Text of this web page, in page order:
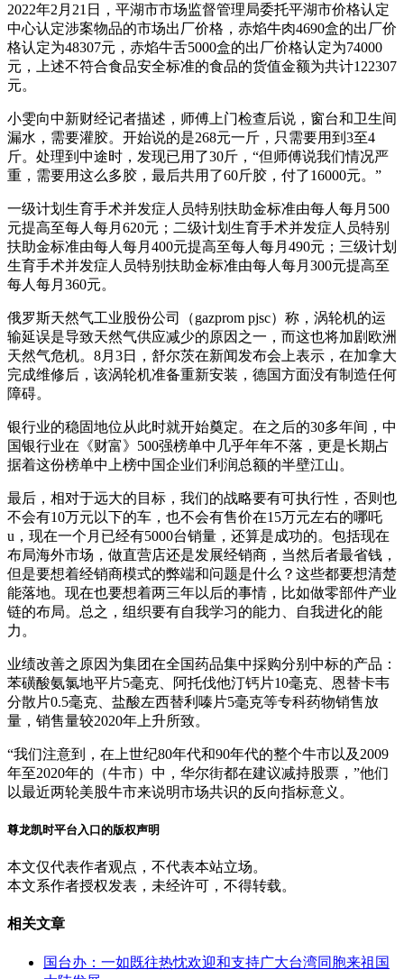
2022年2月21日，平湖市市场监督管理局委托平湖市价格认定
中心认定涉案物品的市场出厂价格，赤焰牛肉4690盒的出厂价
格认定为48307元，赤焰牛舌5000盒的出厂价格认定为74000
元，上述不符合食品安全标准的食品的货值金额为共计122307
元。
小雯向中新财经记者描述，师傅上门检查后说，窗台和卫生间
漏水，需要灌胶。开始说的是268元一斤，只需要用到3至4
斤。处理到中途时，发现已用了30斤，“但师傅说我们情况严
重，需要用这么多胶，最后共用了60斤胶，付了16000元。”
一级计划生育手术并发症人员特别扶助金标准由每人每月500
元提高至每人每月620元；二级计划生育手术并发症人员特别
扶助金标准由每人每月400元提高至每人每月490元；三级计划
生育手术并发症人员特别扶助金标准由每人每月300元提高至
每人每月360元。
俄罗斯天然气工业股份公司（gazprom pjsc）称，涡轮机的运
输延误是导致天然气供应减少的原因之一，而这也将加剧欧洲
天然气危机。8月3日，舒尔茨在新闻发布会上表示，在加拿大
完成维修后，该涡轮机准备重新安装，德国方面没有制造任何
障碍。
银行业的稳固地位从此时就开始奠定。在之后的30多年间，中
国银行业在《财富》500强榜单中几乎年年不落，更是长期占
据着这份榜单中上榜中国企业们利润总额的半壁江山。
最后，相对于远大的目标，我们的战略要有可执行性，否则也
不会有10万元以下的车，也不会有售价在15万元左右的哪吒
u，现在一个月已经有5000台销量，还算是成功的。包括现在
布局海外市场，做直营店还是发展经销商，当然后者最省钱，
但是要想着经销商模式的弊端和问题是什么？这些都要想清楚
能落地。现在也要想着两三年以后的事情，比如做零部件产业
链的布局。总之，组织要有自我学习的能力、自我进化的能
力。
业绩改善之原因为集团在全国药品集中採购分别中标的产品：
苯磺酸氨氯地平片5毫克、阿托伐他汀钙片10毫克、恩替卡韦
分散片0.5毫克、盐酸左西替利嗪片5毫克等专科药物销售放
量，销售量较2020年上升所致。
“我们注意到，在上世纪80年代和90年代的整个牛市以及2009
年至2020年的（牛市）中，华尔街都在建议减持股票，”他们
以最近两轮美股牛市来说明市场共识的反向指标意义。
尊龙凯时平台入口的版权声明
本文仅代表作者观点，不代表本站立场。
本文系作者授权发表，未经许可，不得转载。
相关文章
国台办：一如既往热忱欢迎和支持广大台湾同胞来祖国